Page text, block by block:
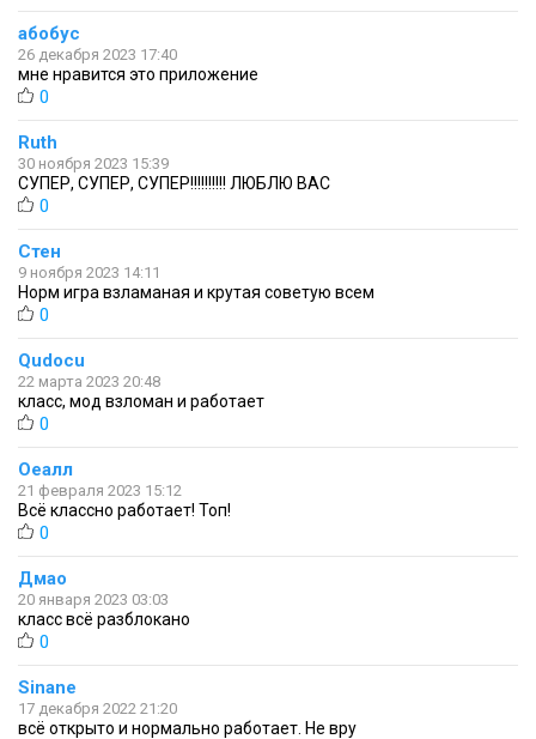
абобус
26 декабря 2023 17:40
мне нравится это приложение
0
Ruth
30 ноября 2023 15:39
СУПЕР, СУПЕР, СУПЕР!!!!!!!!!! ЛЮБЛЮ ВАС
0
Стен
9 ноября 2023 14:11
Норм игра взламаная и крутая советую всем
0
Qudocu
22 марта 2023 20:48
класс, мод взломан и работает
0
Оеалл
21 февраля 2023 15:12
Всё классно работает! Топ!
0
Дмао
20 января 2023 03:03
класс всё разблокано
0
Sinane
17 декабря 2022 21:20
всё открыто и нормально работает. Не вру